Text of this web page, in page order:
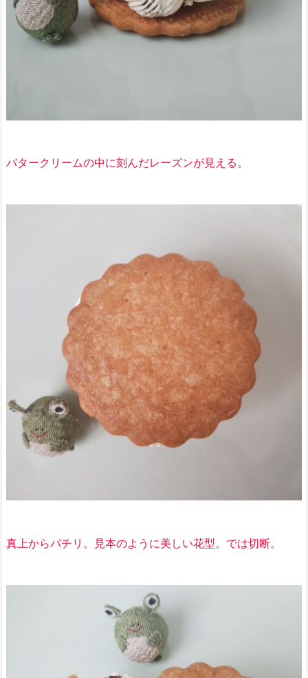
バタークリームの中に刻んだレーズンが見える。
真上からパチリ。 見本のように美しい花型。では切断。